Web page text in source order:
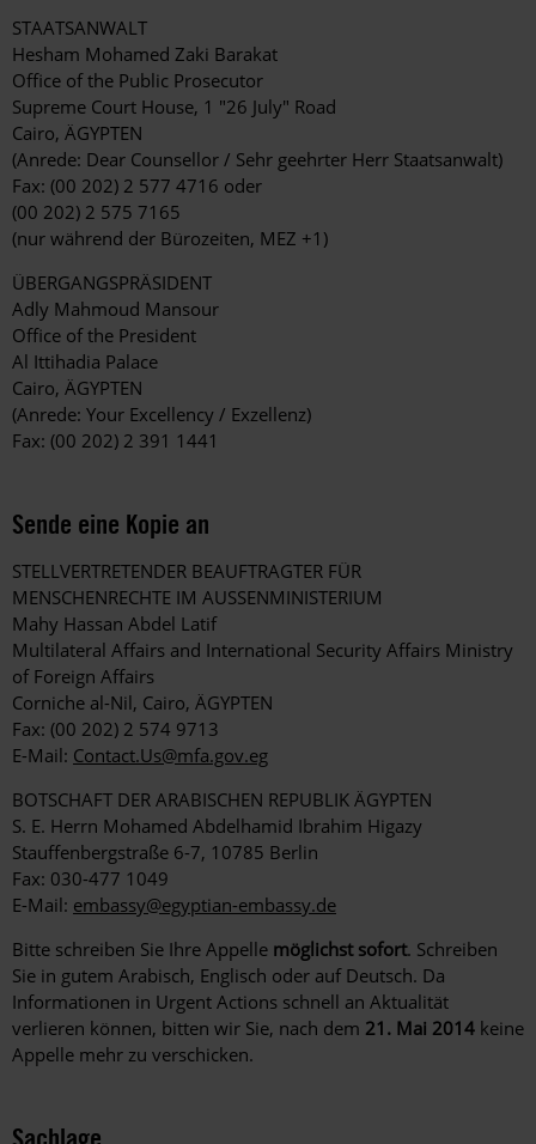
STAATSANWALT
Hesham Mohamed Zaki Barakat
Office of the Public Prosecutor
Supreme Court House, 1 "26 July" Road
Cairo, ÄGYPTEN
(Anrede: Dear Counsellor / Sehr geehrter Herr Staatsanwalt)
Fax: (00 202) 2 577 4716 oder
(00 202) 2 575 7165
(nur während der Bürozeiten, MEZ +1)
ÜBERGANGSPRÄSIDENT
Adly Mahmoud Mansour
Office of the President
Al Ittihadia Palace
Cairo, ÄGYPTEN
(Anrede: Your Excellency / Exzellenz)
Fax: (00 202) 2 391 1441
Sende eine Kopie an
STELLVERTRETENDER BEAUFTRAGTER FÜR
MENSCHENRECHTE IM AUSSENMINISTERIUM
Mahy Hassan Abdel Latif
Multilateral Affairs and International Security Affairs Ministry
of Foreign Affairs
Corniche al-Nil, Cairo, ÄGYPTEN
Fax: (00 202) 2 574 9713
E-Mail: Contact.Us@mfa.gov.eg
BOTSCHAFT DER ARABISCHEN REPUBLIK ÄGYPTEN
S. E. Herrn Mohamed Abdelhamid Ibrahim Higazy
Stauffenbergstraße 6-7, 10785 Berlin
Fax: 030-477 1049
E-Mail: embassy@egyptian-embassy.de
Bitte schreiben Sie Ihre Appelle möglichst sofort. Schreiben
Sie in gutem Arabisch, Englisch oder auf Deutsch. Da
Informationen in Urgent Actions schnell an Aktualität
verlieren können, bitten wir Sie, nach dem 21. Mai 2014 keine
Appelle mehr zu verschicken.